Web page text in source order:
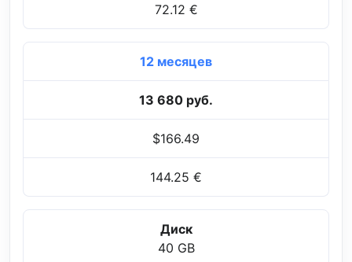
72.12 €
12 месяцев
13 680 руб.
$166.49
144.25 €
Диск
40 GB